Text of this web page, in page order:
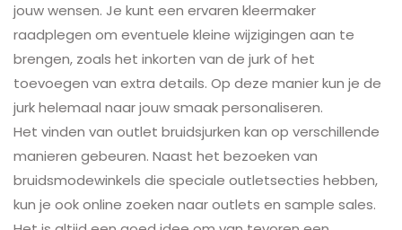
jouw wensen. Je kunt een ervaren kleermaker
raadplegen om eventuele kleine wijzigingen aan te
brengen, zoals het inkorten van de jurk of het
toevoegen van extra details. Op deze manier kun je de
jurk helemaal naar jouw smaak personaliseren.
Het vinden van outlet bruidsjurken kan op verschillende
manieren gebeuren. Naast het bezoeken van
bruidsmodewinkels die speciale outletsecties hebben,
kun je ook online zoeken naar outlets en sample sales.